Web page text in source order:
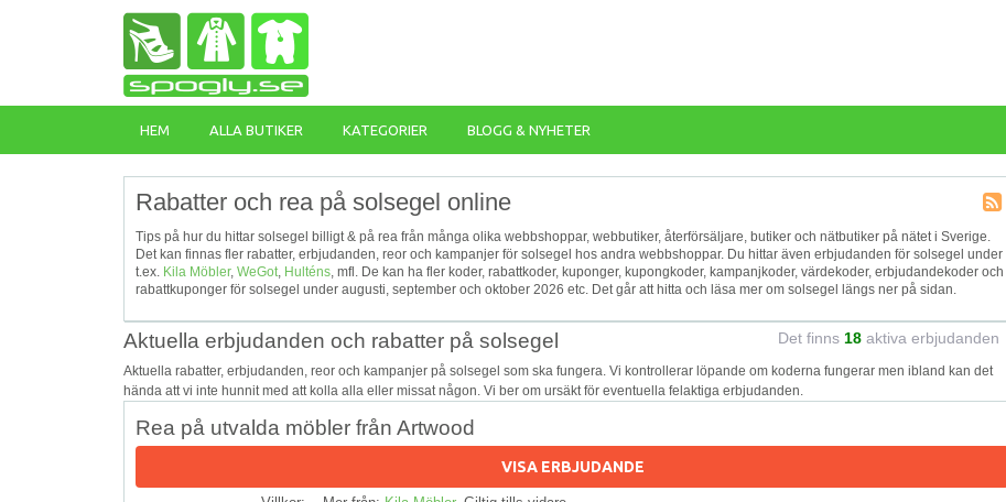
HEM ALLA BUTIKER KATEGORIER BLOGG & NYHETER
Tagg
RSS
Rabatter och rea på solsegel online
Tips på hur du hittar solsegel billigt & på rea från många olika webbshoppar, webbutiker, återförsäljare, butiker och nätbutiker på nätet i Sverige.
Det kan finnas fler rabatter, erbjudanden, reor och kampanjer för solsegel hos andra webbshoppar. Du hittar även erbjudanden för solsegel under
t.ex. Kila Möbler, WeGot, Hulténs, mfl. De kan ha fler koder, rabattkoder, kuponger, kupongkoder, kampanjkoder, värdekoder, erbjudandekoder och
rabattkuponger för solsegel under augusti, september och oktober 2026 etc. Det går att hitta och läsa mer om solsegel längs ner på sidan.
Aktuella erbjudanden och rabatter på solsegel Det finns 18 aktiva erbjudanden
Aktuella rabatter, erbjudanden, reor och kampanjer på solsegel som ska fungera. Vi kontrollerar löpande om koderna fungerar men ibland kan det
hända att vi inte hunnit med att kolla alla eller missat någon. Vi ber om ursäkt för eventuella felaktiga erbjudanden.
Rea på utvalda möbler från Artwood
VISA ERBJUDANDE